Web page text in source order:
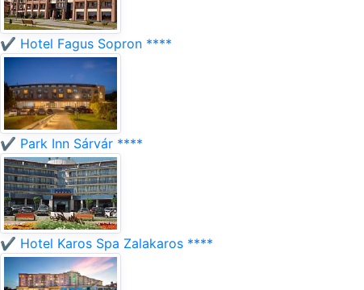
✔️ Hotel Fagus Sopron ****
✔️ Park Inn Sárvár ****
✔️ Hotel Karos Spa Zalakaros ****